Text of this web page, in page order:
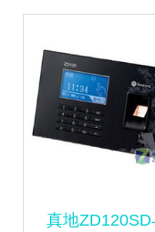
统全面升级
真地ZD120SD